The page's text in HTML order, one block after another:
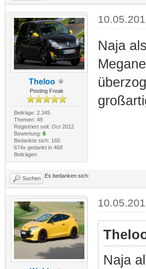
Theloo
Posting Freak
Beiträge: 2.345
Themen: 49
Registriert seit: Oct 2012
Bewertung: 6
Bedankte sich: 160
674x gedankt in 468
Beiträgen
Naja
Suchen Es bedanken sich:
Naja